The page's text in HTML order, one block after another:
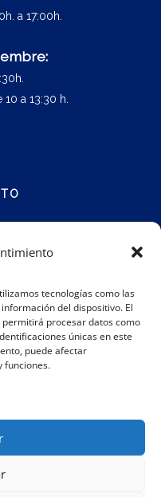
tecnologías como las
del dispositivo. El
procesar datos como
únicas en este
puede afectar
funciones.
a 17:00h.
a 13:30 h.
48 00